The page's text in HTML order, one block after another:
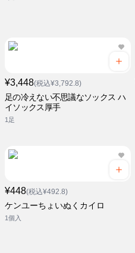
¥3,448(税込¥3,792.8)
足の冷えない不思議なソックス ハ
イソックス厚手
1足
¥448(税込¥492.8)
ケンユーちょいぬくカイロ
1個入